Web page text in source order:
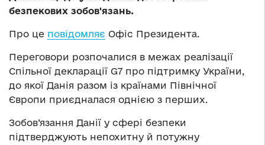
безпекових зобов'язань.
Про це повідомляє Офіс Президента.
Переговори розпочалися в межах реалізації
Спільної декларації G7 про підтримку України,
до якої Данія разом із країнами Північної
Європи приєдналася однією з перших.
Зобов’язання Данії у сфері безпеки
підтверджують непохитну й потужну